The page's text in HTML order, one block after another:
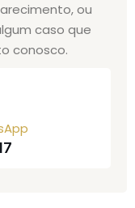
ou
caso que
conosco.